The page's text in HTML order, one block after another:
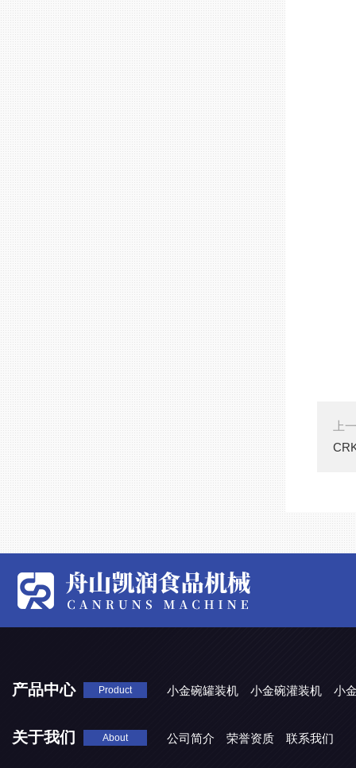
上
产品中心 Product 小金碗罐装机 小金碗灌装机 小
关于我们 About 公司简介 荣誉资质 联系我们